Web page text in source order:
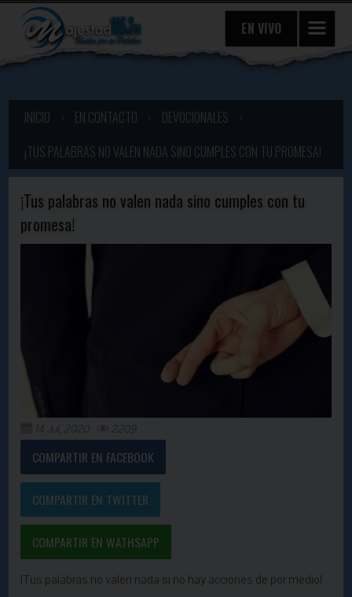
EN VIVO
INICIO EN CONTACTO DEVOCIONALES
¡TUS PALABRAS NO VALEN NADA SINO CUMPLES CON TU PROMESA!
¡Tus palabras no valen nada sino cumples con tu
promesa!
14 Jul, 2020 2209
COMPARTIR EN FACEBOOK
COMPARTIR EN TWITTER
COMPARTIR EN WATHSAPP
¡Tus palabras no valen nada si no hay acciones de por medio!